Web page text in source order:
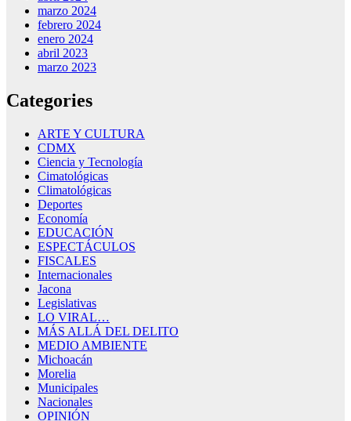
marzo 2024
febrero 2024
enero 2024
abril 2023
marzo 2023
Categories
ARTE Y CULTURA
CDMX
Ciencia y Tecnología
Cimatológicas
Climatológicas
Deportes
Economía
EDUCACIÓN
ESPECTÁCULOS
FISCALES
Internacionales
Jacona
Legislativas
LO VIRAL…
MÁS ALLÁ DEL DELITO
MEDIO AMBIENTE
Michoacán
Morelia
Municipales
Nacionales
OPINIÓN